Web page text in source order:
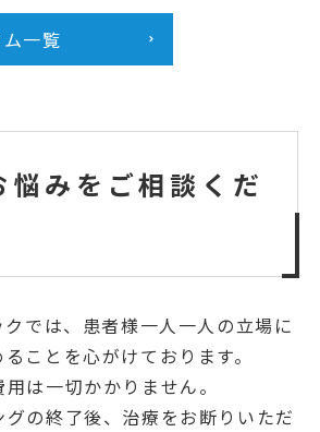
一覧
悩みをご相談くだ
では、患者様一人一人の立場に
ことを心がけております。
は一切かかりません。
の終了後、治療をお断りいただ